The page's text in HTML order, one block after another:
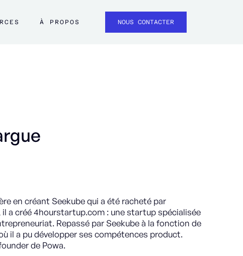
À PROPOS NOUS CONTACTER
en créant Seekube qui a été racheté par
il a créé 4hourstartup.com : une startup spécialisée
Repassé par Seekube à la fonction de
il a pu développer ses compétences product.
de Powa.